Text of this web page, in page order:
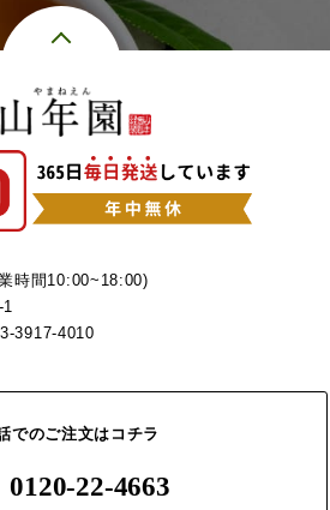
時間10:00~18:00)
1
3917-4010
でのご注文はコチラ
0120-22-4663